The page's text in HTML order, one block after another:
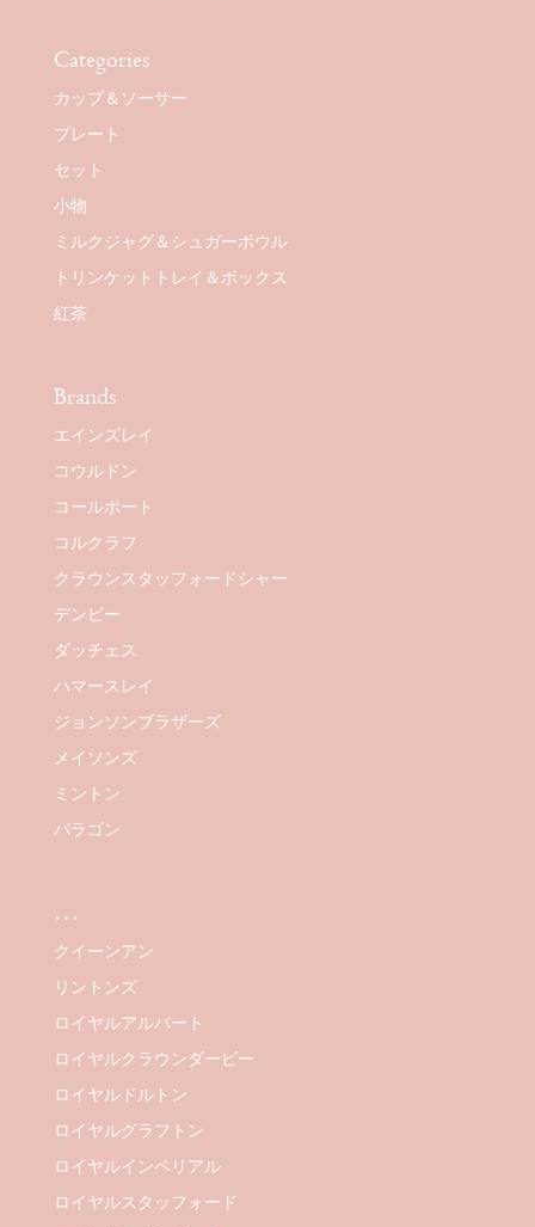
Categories
カップ＆ソーサー
プレート
セット
小物
ミルクジャグ＆シュガーボウル
トリンケットトレイ＆ボックス
紅茶
Brands
エインズレイ
コウルドン
コールポート
コルクラフ
クラウンスタッフォードシャー
デンビー
ダッチェス
ハマースレイ
ジョンソンブラザーズ
メイソンズ
ミントン
パラゴン
…
クイーンアン
リントンズ
ロイヤルアルバート
ロイヤルクラウンダービー
ロイヤルドルトン
ロイヤルグラフトン
ロイヤルインペリアル
ロイヤルスタッフォード